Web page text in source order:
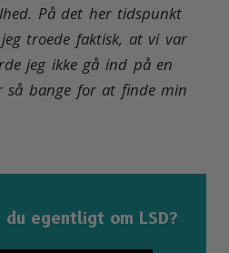
På det her tidspunkt
troede faktisk, at vi var
jeg ikke gå ind på en
så bange for at finde min
egentligt om LSD?